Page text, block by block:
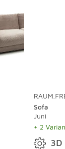
Sofa
Juni
+ 2
3D